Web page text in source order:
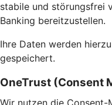
stabile und störungsfrei
Banking bereitzustellen.
Ihre Daten werden
gespeichert.
OneTrust (Consent
Wir nutzen die Consent-